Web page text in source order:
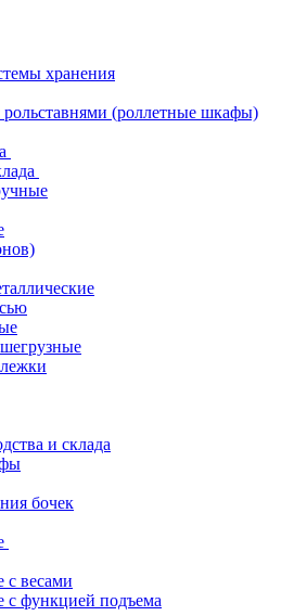
хранения
(роллетные шкафы)
и склада
бочек
с весами
с функцией подъема